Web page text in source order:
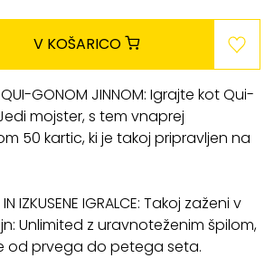
V KOŠARICO
QUI-GONOM JINNOM: Igrajte kot Qui-
mojster, s tem vnaprej
50 kartic, ki je takoj pripravljen na
IZKUSENE IGRALCE: Takoj zaženi v
Unlimited z uravnoteženim špilom,
od prvega do petega seta.